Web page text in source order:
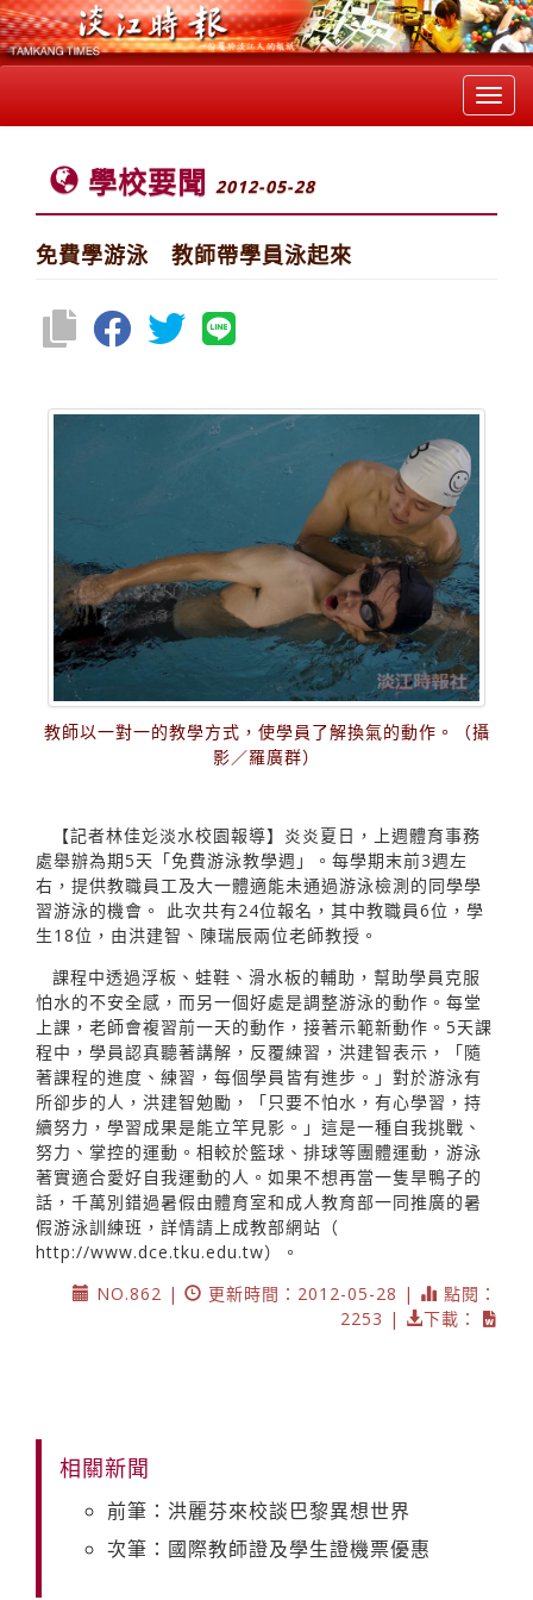
學校要聞 2012-05-28
免費學游泳 教師帶學員泳起來
教師以一對一的教學方式，使學員了解換氣的動作。（攝
影／羅廣群）
【記者林佳彣淡水校園報導】炎炎夏日，上週體育事務
處舉辦為期5天「免費游泳教學週」。每學期末前3週左
右，提供教職員工及大一體適能未通過游泳檢測的同學學
習游泳的機會。 此次共有24位報名，其中教職員6位，學
生18位，由洪建智、陳瑞辰兩位老師教授。
課程中透過浮板、蛙鞋、滑水板的輔助，幫助學員克服
怕水的不安全感，而另一個好處是調整游泳的動作。每堂
上課，老師會複習前一天的動作，接著示範新動作。5天課
程中，學員認真聽著講解，反覆練習，洪建智表示，「隨
著課程的進度、練習，每個學員皆有進步。」對於游泳有
所卻步的人，洪建智勉勵，「只要不怕水，有心學習，持
續努力，學習成果是能立竿見影。」這是一種自我挑戰、
努力、掌控的運動。相較於籃球、排球等團體運動，游泳
著實適合愛好自我運動的人。如果不想再當一隻旱鴨子的
話，千萬別錯過暑假由體育室和成人教育部一同推廣的暑
假游泳訓練班，詳情請上成教部網站（
http://www.dce.tku.edu.tw）。
NO.862 |
更新時間：2012-05-28 |
點閱：
2253 |
下載：
相關新聞
前筆：洪麗芬來校談巴黎異想世界
次筆：國際教師證及學生證機票優惠